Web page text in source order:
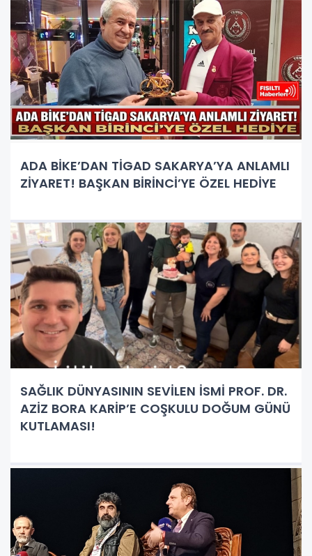
ADA BİKE’DAN TİGAD SAKARYA’YA ANLAMLI
ZİYARET! BAŞKAN BİRİNCİ’YE ÖZEL HEDİYE
SAĞLIK DÜNYASININ SEVİLEN İSMİ PROF. DR.
AZİZ BORA KARİP’E COŞKULU DOĞUM GÜNÜ
KUTLAMASI!